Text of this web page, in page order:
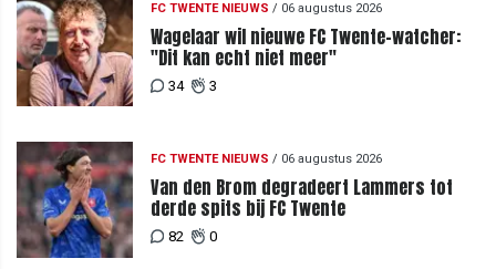
FC TWENTE NIEUWS / 06 augustus 2026
Wagelaar wil nieuwe FC Twente-watcher:
"Dit kan echt niet meer"
34 3
FC TWENTE NIEUWS / 06 augustus 2026
Van den Brom degradeert Lammers tot
derde spits bij FC Twente
82 0